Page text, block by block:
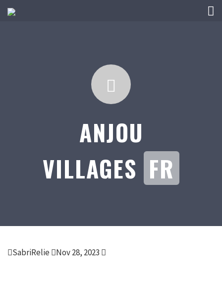
ANJOU
VILLAGES FR
SabriRelie Nov 28, 2023